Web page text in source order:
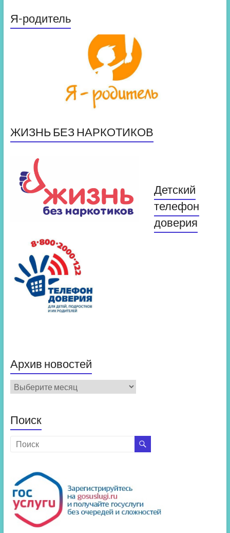
Я-родитель
ЖИЗНЬ БЕЗ НАРКОТИКОВ
Детский
телефон
доверия
Архив новостей
Архив
новостей
Поиск